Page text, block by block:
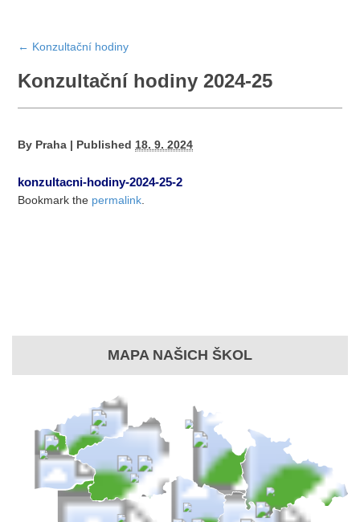
← Konzultační hodiny
Konzultační hodiny 2024-25
By Praha | Published 18. 9. 2024
konzultacni-hodiny-2024-25-2
Bookmark the permalink
MAPA NAŠICH ŠKOL